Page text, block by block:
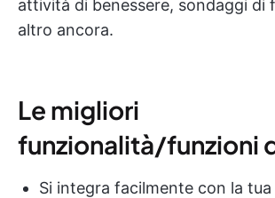
attività di benessere, sondaggi di
altro ancora.
Le migliori
funzionalità/funzioni
Si integra facilmente con la